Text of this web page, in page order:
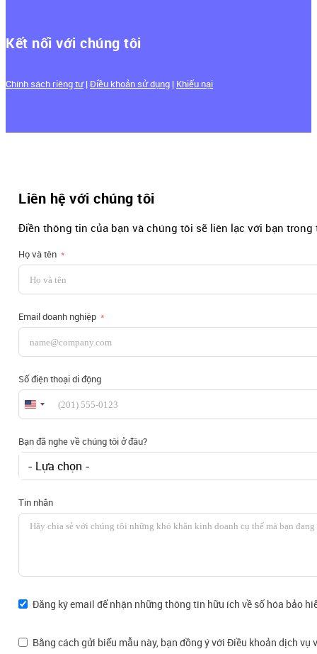
Kết nối với chúng tôi
Chính sách riêng tư|Điều khoản sử dụng | Khiếu nại
Liên hệ với chúng tôi
Điền thông tin của bạn và chúng tôi sẽ liên lạc với bạn
Họ và tên
Email doanh nghiệp
Số điện thoại di động
United
States
+1
Bạn đã nghe về chúng tôi ở đâu?
- Lựa chọn -
Tin nhắn
Đăng ký email để nhận những thông tin hữu ích về số hóa bảo
Bằng cách gửi biểu mẫu này, bạn đồng ý với Điều khoản dịch